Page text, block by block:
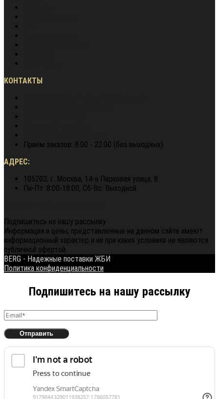
КОНТАКТЫ
Приём заказов: 8.00 - 22.00 (без выходных)
АДРЕС:
105203, г. Москва, 14-я Парковая улица, 8
Пн-Пт: 8:00-18:00, Сб-Вс: Выходной
Подпишитесь на нашу рассылку
Информация и цены, представленные на данном сайте имеют
информационный характер и ни при каких условиях не являются
публичной офертой.
BERG - Надежные поставки ЖБИ
Политика конфиденциальности
Подпишитесь на нашу рассылку